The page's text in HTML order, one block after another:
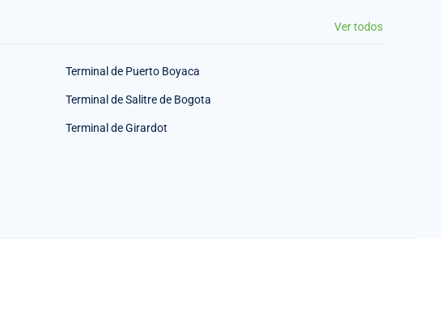
Ver todos
Terminal de Puerto Boyaca
Terminal de Salitre de Bogota
Terminal de Girardot